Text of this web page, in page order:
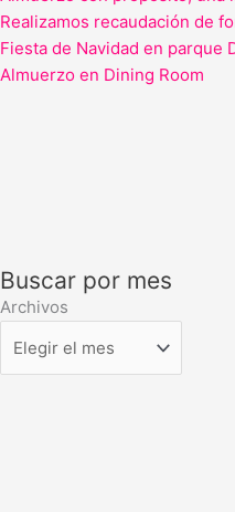
Realizamos recaudación de
Fiesta de Navidad en parque
Almuerzo en Dining Room
Buscar por mes
Archivos